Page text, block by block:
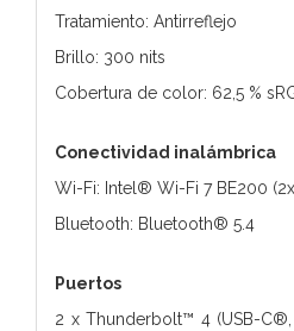
Tratamiento: Antirreflejo
Brillo: 300 nits
Cobertura de color: 62,5 %
Conectividad inalámbrica
Wi-Fi: Intel® Wi-Fi 7 BE200
Bluetooth: Bluetooth® 5.4
Puertos
2 x Thunderbolt™ 4 (USB-